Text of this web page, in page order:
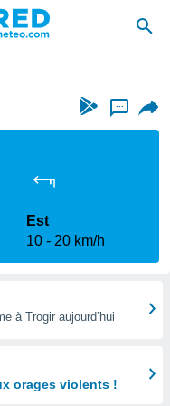
...
Est
10
20 km/h
à Trogir aujourd’hui
orages violents !